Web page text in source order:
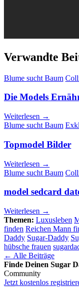
Verwandte
Blume sucht Baum
Die Models
Weiterlesen →
Blume sucht Baum
Topmodel Bilder
Weiterlesen →
Blume sucht Baum
model sedcard
Weiterlesen →
Themen: Luxusleben
finden Reichen Mann
Daddy Sugar-Daddy
hübsche frauen
← Alle Beiträge
Finde Deinen Sugar
Community
Jetzt kostenlos